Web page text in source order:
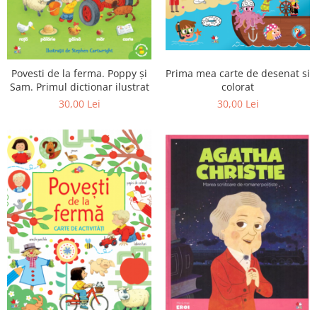
Povesti de la ferma. Poppy și
Sam. Primul dictionar ilustrat
30,00 Lei
Prima mea carte de desenat si
colorat
30,00 Lei